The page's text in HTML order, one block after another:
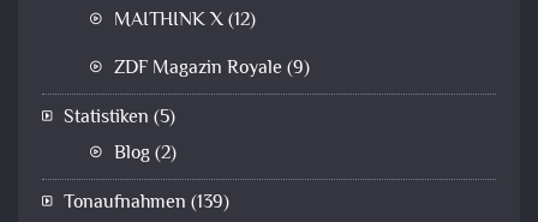
MAITHINK X(12)
ZDF Magazin Royale (9)
Statistiken (5)
Blog(2)
Tonaufnahmen (139)